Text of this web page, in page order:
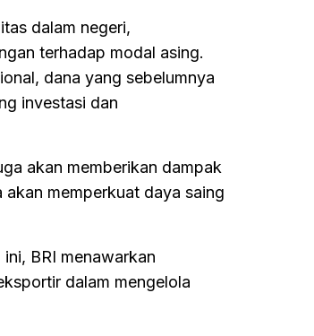
dalam negeri,
terhadap modal asing.
dana yang sebelumnya
investasi dan
akan memberikan dampak
memperkuat daya saing
BRI menawarkan
dalam mengelola